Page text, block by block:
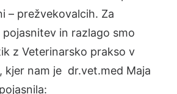
– prežvekovalcih. Za
in razlago smo
z Veterinarsko prakso v
kjer nam je dr.vet.med Maja